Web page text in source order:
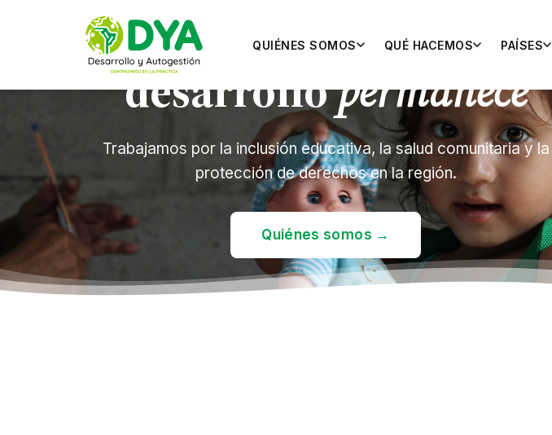
QUIÉNES SOMOS QUÉ HACEMOS PAÍSES
Compromiso
América Latina
Donde la comunidaddecide
desarrollopermanece
Trabajamos por la inclusión educativa, la salud comunitaria y la
protección de derechos en la región.
Quiénes somos →
historia